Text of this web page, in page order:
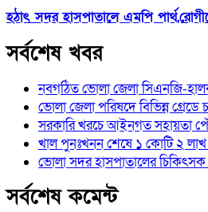
হঠাৎ সদর হাসপাতালে এমপি
সর্বশেষ খবর
নবগঠিত ভোলা জেলা সিএনজি-
ভোলা জেলা পরিষদে বিভিন্ন গ্রেডে
সরকারি খরচে আইনগত সহায়তা
খাল পুনঃখনন শেষে ১ কোটি ২ লাখ
ভোলা সদর হাসপাতালের
সর্বশেষ কমেন্ট